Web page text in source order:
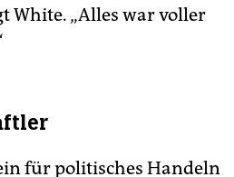
White. „Alles war voller
für politisches Handeln